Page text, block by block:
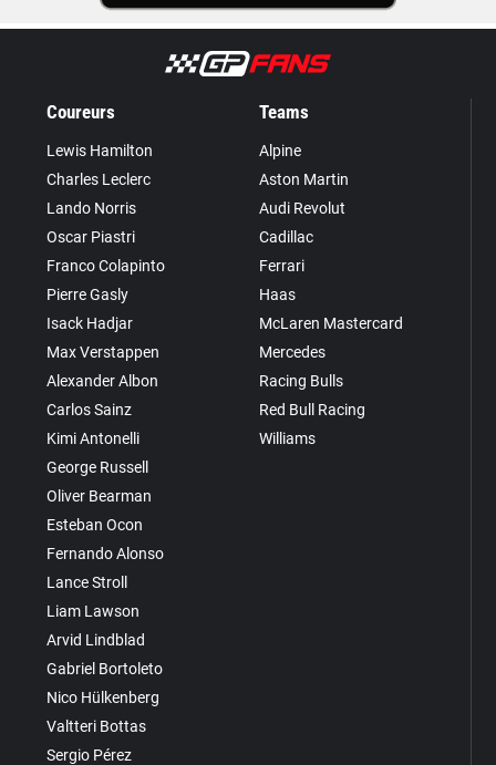
Coureurs
Lewis Hamilton
Charles Leclerc
Lando Norris
Oscar Piastri
Franco Colapinto
Pierre Gasly
Isack Hadjar
Max Verstappen
Alexander Albon
Carlos Sainz
Kimi Antonelli
George Russell
Oliver Bearman
Esteban Ocon
Fernando Alonso
Lance Stroll
Liam Lawson
Arvid Lindblad
Gabriel Bortoleto
Nico Hülkenberg
Valtteri Bottas
Sergio Pérez
Teams
Alpine
Aston Martin
Audi Revolut
Cadillac
Ferrari
Haas
McLaren Mastercard
Mercedes
Racing Bulls
Red Bull Racing
Williams